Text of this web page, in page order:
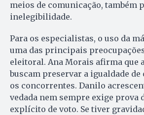
meios de comunicação, também
inelegibilidade.
Para os especialistas, o uso da
uma das principais
eleitoral. Ana Morais afirma que
buscam preservar a igualdade
os concorrentes. Danilo
vedada nem sempre exige prova
explícito de voto. Se tiver